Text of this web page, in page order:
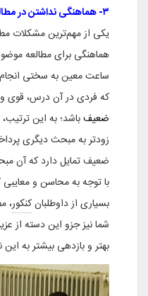
۳- هماهنگی نداشتن در مطالعه
یکی از مهم‌ترین مشکلات
هماهنگی برای مطالعه
ساعت معین به سختی
که فردی در آن درس، قوی
ضعیفباشد؛ به این
زودتر به مبحث دیگری
ضعیف تمایل دارد که آن
با توجه به محاسن و معایبی
بسیاری از داوطلبانکنکور،
شما نیز جزو این دسته از
بهتر و بازدهی بیشتر به